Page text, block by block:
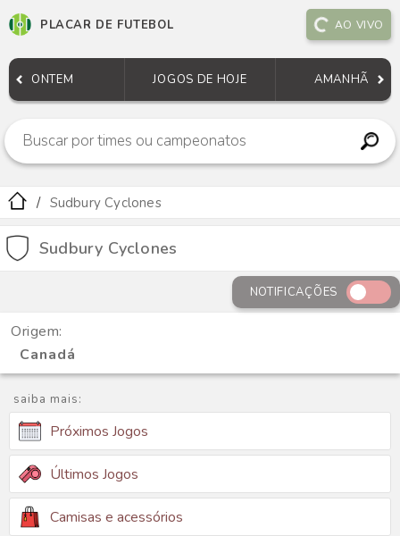
PLACAR DE FUTEBOL AO VIVO
ONTEM JOGOS DE HOJE AMANHÃ
Sudbury Cyclones
Sudbury Cyclones
NOTIFICAÇÕES
Origem:
Canadá
saiba mais:
Próximos Jogos
Últimos Jogos
Camisas e acessórios